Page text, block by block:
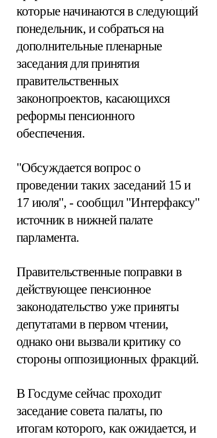
которые начинаются в следующий
понедельник, и собраться на
дополнительные пленарные
заседания для принятия
правительственных
законопроектов, касающихся
реформы пенсионного
обеспечения.
"Обсуждается вопрос о
проведении таких заседаний 15 и
17 июля", - сообщил "Интерфаксу"
источник в нижней палате
парламента.
Правительственные поправки в
действующее пенсионное
законодательство уже приняты
депутатами в первом чтении,
однако они вызвали критику со
стороны оппозиционных фракций.
В Госдуме сейчас проходит
заседание совета палаты, по
итогам которого, как ожидается, и